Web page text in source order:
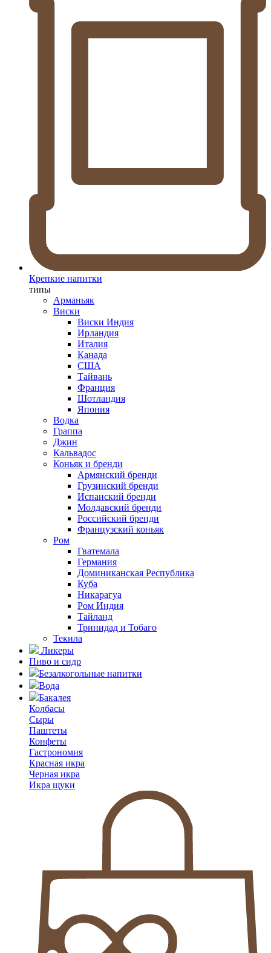
Крепкие напитки
типы
Арманьяк
Виски
Виски Индия
Ирландия
Италия
Канада
США
Тайвань
Франция
Шотландия
Япония
Водка
Граппа
Джин
Кальвадос
Коньяк и бренди
Армянский бренди
Грузинский бренди
Испанский бренди
Молдавский бренди
Российский бренди
Французский коньяк
Ром
Гватемала
Германия
Доминиканская Республика
Куба
Никарагуа
Ром Индия
Тайланд
Тринидад и Тобаго
Текила
Ликеры
Пиво и сидр
Безалкогольные напитки
Вода
Бакалея
Колбасы
Сыры
Паштеты
Конфеты
Гастрономия
Красная икра
Черная икра
Икра щуки